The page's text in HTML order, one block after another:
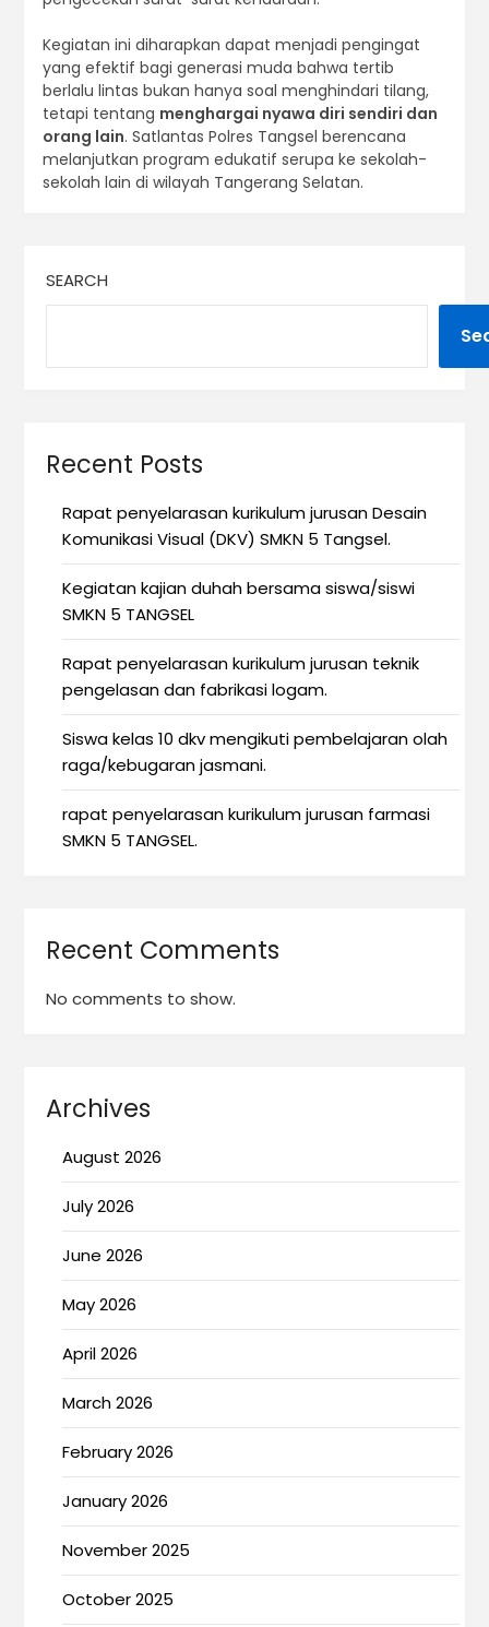
Kegiatan ini diharapkan dapat menjadi pengingat
yang efektif bagi generasi muda bahwa tertib
berlalu lintas bukan hanya soal menghindari tilang,
tetapi tentang menghargai nyawa diri sendiri dan
orang lain. Satlantas Polres Tangsel berencana
melanjutkan program edukatif serupa ke sekolah-
sekolah lain di wilayah Tangerang Selatan.
SEARCH
Recent Posts
Rapat penyelarasan kurikulum jurusan Desain
Komunikasi Visual (DKV) SMKN 5 Tangsel.
Kegiatan kajian duhah bersama siswa/siswi
SMKN 5 TANGSEL
Rapat penyelarasan kurikulum jurusan teknik
pengelasan dan fabrikasi logam.
Siswa kelas 10 dkv mengikuti pembelajaran olah
raga/kebugaran jasmani.
rapat penyelarasan kurikulum jurusan farmasi
SMKN 5 TANGSEL.
Recent Comments
No comments to show.
Archives
August 2026
July 2026
June 2026
May 2026
April 2026
March 2026
February 2026
January 2026
November 2025
October 2025